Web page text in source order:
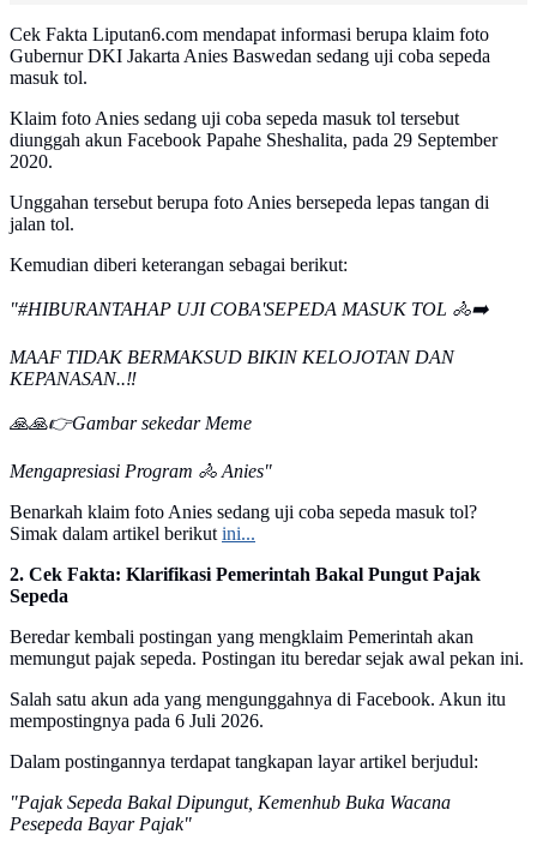
Cek Fakta Liputan6.com mendapat informasi berupa klaim foto
Gubernur DKI Jakarta Anies Baswedan sedang uji coba sepeda
masuk tol.
Klaim foto Anies sedang uji coba sepeda masuk tol tersebut
diunggah akun Facebook Papahe Sheshalita, pada 29 September
2020.
Unggahan tersebut berupa foto Anies bersepeda lepas tangan di
jalan tol.
Kemudian diberi keterangan sebagai berikut:
"#HIBURANTAHAP UJI COBA'SEPEDA MASUK TOL 🚴➡️
MAAF TIDAK BERMAKSUD BIKIN KELOJOTAN DAN
KEPANASAN..‼️
🙏🙏👉Gambar sekedar Meme
Mengapresiasi Program 🚴 Anies"
Benarkah klaim foto Anies sedang uji coba sepeda masuk tol?
Simak dalam artikel berikutini...
2. Cek Fakta: Klarifikasi Pemerintah Bakal Pungut Pajak
Sepeda
Beredar kembali postingan yang mengklaim Pemerintah akan
memungut pajak sepeda. Postingan itu beredar sejak awal pekan ini.
Salah satu akun ada yang mengunggahnya di Facebook. Akun itu
mempostingnya pada 6 Juli 2026.
Dalam postingannya terdapat tangkapan layar artikel berjudul:
"Pajak Sepeda Bakal Dipungut, Kemenhub Buka Wacana
Pesepeda Bayar Pajak"